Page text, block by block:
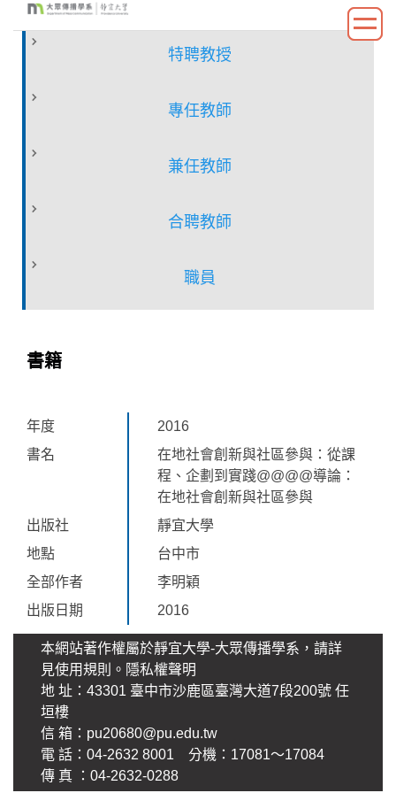
到
特聘教授
專任教師
兼任教師
合聘教師
職員
書籍
年度
2016
書名
在地社會創新與社區參與：從課
程、企劃到實踐@@@@導論：
在地社會創新與社區參與
出版社
靜宜大學
地點
台中市
全部作者
李明穎
出版日期
2016
本網站著作權屬於靜宜大學-大眾傳播學系，請詳
見使用規則。 隱私權聲明
地 址：43301 臺中市沙鹿區臺灣大道7段200號 任
垣樓
信 箱： pu20680@pu.edu.tw
電 話：04-2632 8001 分機：17081～17084
傳 真 ：04-2632-0288